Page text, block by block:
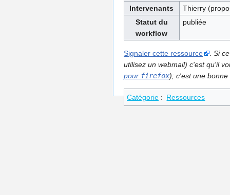
Intervenants
Thierry
Statut du
workflow
publiée
Signaler cette ressource
Si
utilisez un webmail) c'est qu'il
pour firefox); c'est une
Catégorie : Ressources